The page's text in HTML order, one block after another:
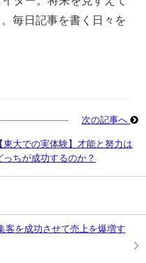
毎日記事を書く日々を
次の記事へ
【東大での実体験】才能と努力は
っちが成功するのか？
客を成功させて売上を爆増す